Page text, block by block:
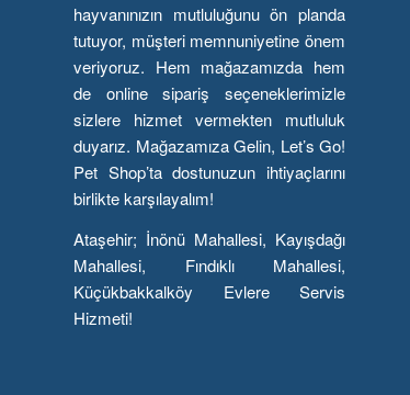
hayvanınızın mutluluğunu ön planda
tutuyor, müşteri memnuniyetine önem
veriyoruz. Hem mağazamızda hem
de online sipariş seçeneklerimizle
sizlere hizmet vermekten mutluluk
duyarız. Mağazamıza Gelin, Let’s Go!
Pet Shop’ta dostunuzun ihtiyaçlarını
birlikte karşılayalım!
Ataşehir; İnönü Mahallesi, Kayışdağı
Mahallesi, Fındıklı Mahallesi,
Küçükbakkalköy Evlere Servis
Hizmeti!